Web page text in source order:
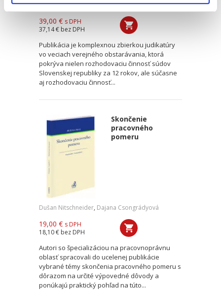
Juraj Hedera
39,00 € s DPH
37,14 € bez DPH
Publikácia je komplexnou zbierkou judikatúry
vo veciach verejného obstarávania, ktorá
pokrýva nielen rozhodovaciu činnosť súdov
Slovenskej republiky za 12 rokov, ale súčasne
aj rozhodovaciu činnosť...
Skončenie
pracovného
pomeru
Dušan Nitschneider, Dajana Csongrádyová
19,00 € s DPH
18,10 € bez DPH
Autori so špecializáciou na pracovnoprávnu
oblasť spracovali do ucelenej publikácie
vybrané témy skončenia pracovného pomeru s
dôrazom na určité výpovedné dôvody a
ponúkajú praktický pohľad na túto...